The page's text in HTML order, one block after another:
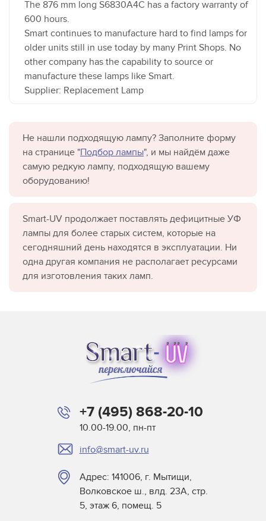
The 876 mm long S6830A4C has a factory warranty of
600 hours.
Smart continues to manufacture hard to find lamps for
older units still in use today by many Print Shops. No
other company has the capability to source or
manufacture these lamps like Smart.
Supplier: Replacement Lamp
Не нашли подходящую лампу? Заполните форму
на странице "Подбор лампы", и мы найдём даже
самую редкую лампу, подходящую вашему
оборудованию!
Smart-UV продолжает поставлять дефицитные УФ
лампы для более старых систем, которые на
сегодняшний день находятся в эксплуатации. Ни
одна другая компания не располагает ресурсами
для изготовления таких ламп.
+7 (495) 868-20-10
10.00-19.00, пн-пт
info@smart-uv.ru
Адрес: 141006, г. Мытищи,
Волковское ш., влд. 23А, стр.
5, этаж 6, помещ. 5